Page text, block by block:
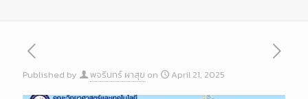
Published by พจรินทร์ ผาสุข on April 21, 2025